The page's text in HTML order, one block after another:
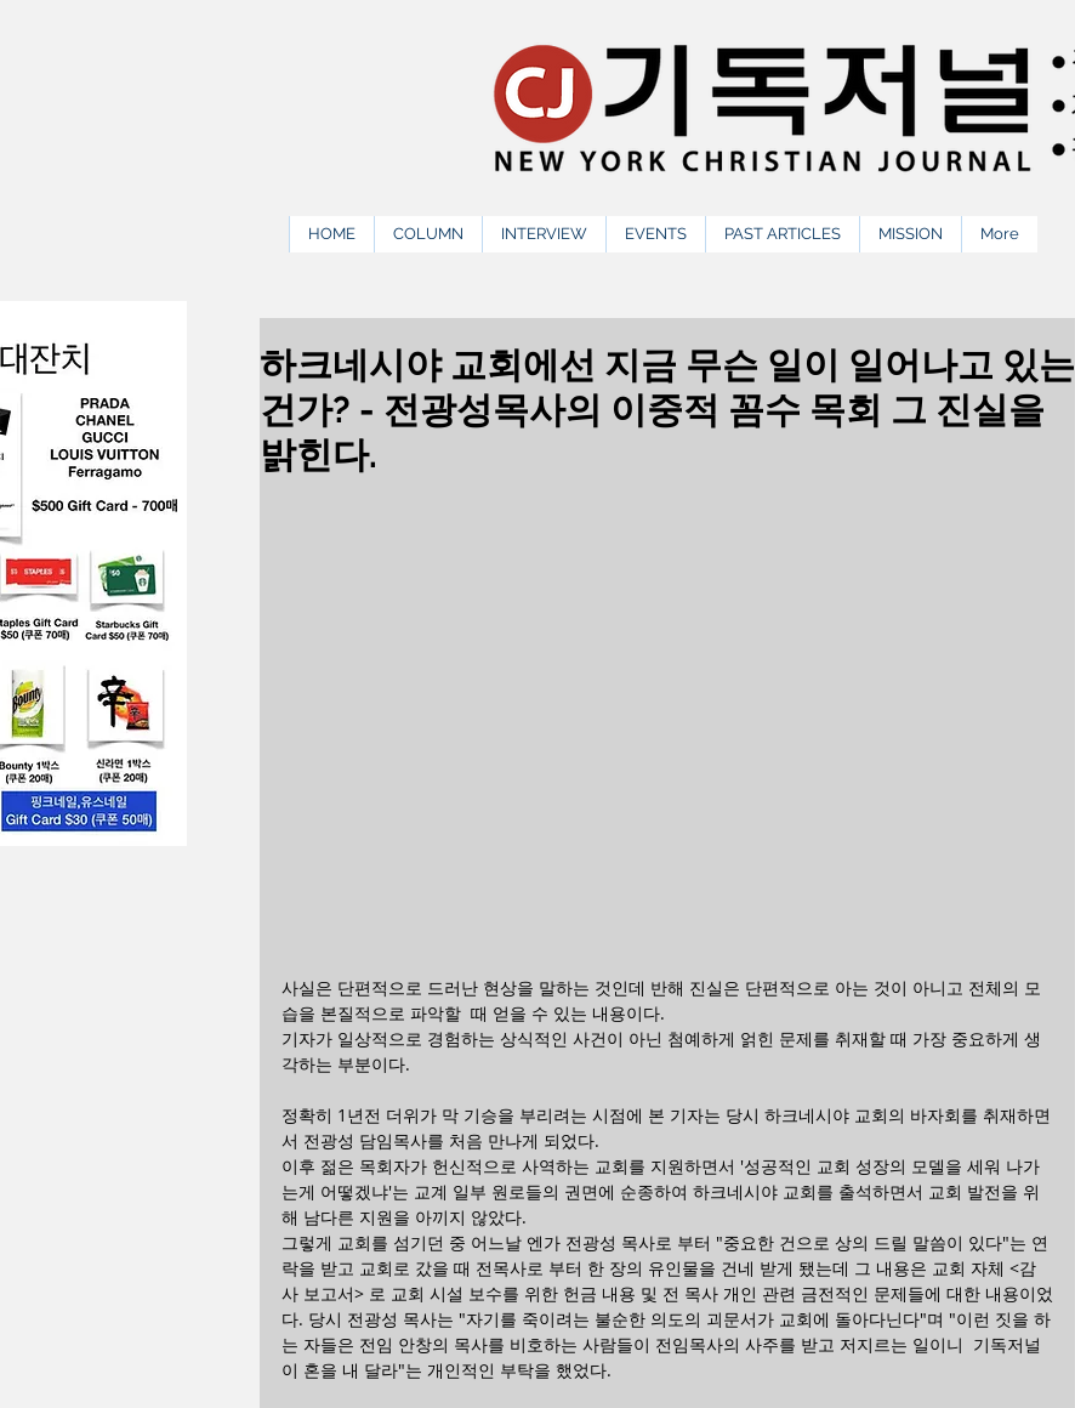
HOME COLUMN INTERVIEW EVENTS PAST ARTICLES MISSION More
하크네시야 교회에선 지금 무슨 일이 일어나고 있는
건가? - 전광성목사의 이중적 꼼수 목회 그 진실을
밝힌다.
사실은 단편적으로 드러난 현상을 말하는 것인데 반해 진실은 단편적으로 아는 것이 아니고 전체의 모
습을 본질적으로 파악할  때 얻을 수 있는 내용이다.
기자가 일상적으로 경험하는 상식적인 사건이 아닌 첨예하게 얽힌 문제를 취재할 때 가장 중요하게 생
각하는 부분이다.
정확히 1년전 더위가 막 기승을 부리려는 시점에 본 기자는 당시 하크네시야 교회의 바자회를 취재하면
서 전광성 담임목사를 처음 만나게 되었다.
이후 젊은 목회자가 헌신적으로 사역하는 교회를 지원하면서 '성공적인 교회 성장의 모델을 세워 나가
는게 어떻겠냐'는 교계 일부 원로들의 권면에 순종하여 하크네시야 교회를 출석하면서 교회 발전을 위
해 남다른 지원을 아끼지 않았다.
그렇게 교회를 섬기던 중 어느날 엔가 전광성 목사로 부터 "중요한 건으로 상의 드릴 말씀이 있다"는 연
락을 받고 교회로 갔을 때 전목사로 부터 한 장의 유인물을 건네 받게 됐는데 그 내용은 교회 자체 <감
사 보고서> 로 교회 시설 보수를 위한 헌금 내용 및 전 목사 개인 관련 금전적인 문제들에 대한 내용이었
다. 당시 전광성 목사는 "자기를 죽이려는 불순한 의도의 괴문서가 교회에 돌아다닌다"며 "이런 짓을 하
는 자들은 전임 안창의 목사를 비호하는 사람들이 전임목사의 사주를 받고 저지르는 일이니  기독저널
이 혼을 내 달라"는 개인적인 부탁을 했었다.